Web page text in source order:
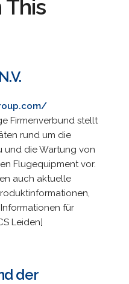
This
Firmenverbund stellt
rund um die
und die Wartung von
Flugequipment vor.
auch aktuelle
für
Leiden]
der